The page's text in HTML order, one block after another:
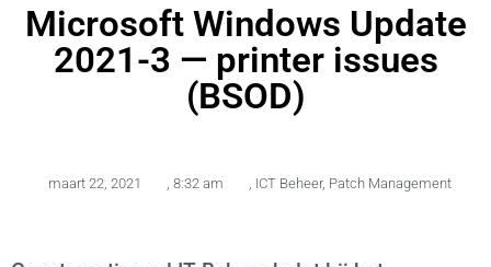
Microsoft Windows Update
2021-3 — printer issues
(BSOD)
maart 22, 2021 8:32 am ICT Beheer, Patch Management